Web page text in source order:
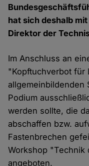
hat sich deshalb
Direktor der
Im Anschluss an
"Kopftuchverbot für
allgemeinbildenden
Podium
werden sollte, die
abschaffen bzw.
Fastenbrechen
Workshop "Technik
angeboten.